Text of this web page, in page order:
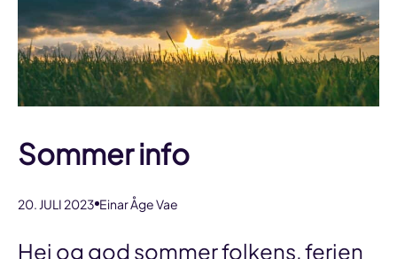
Sommer info
20. JULI 2023 Einar Åge Vae
Hei og god sommer folkens, ferien